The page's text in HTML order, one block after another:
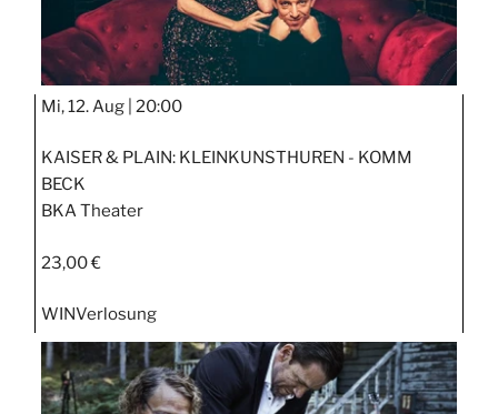
Mi, 12. Aug | 20:00
KAISER & PLAIN: KLEINKUNSTHUREN - KOMM
BECK
BKA Theater
23,00 €
WINVerlosung